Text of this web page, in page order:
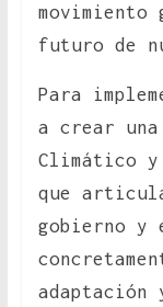
futuro de
Para
a crear una
Climático
que
gobierno y